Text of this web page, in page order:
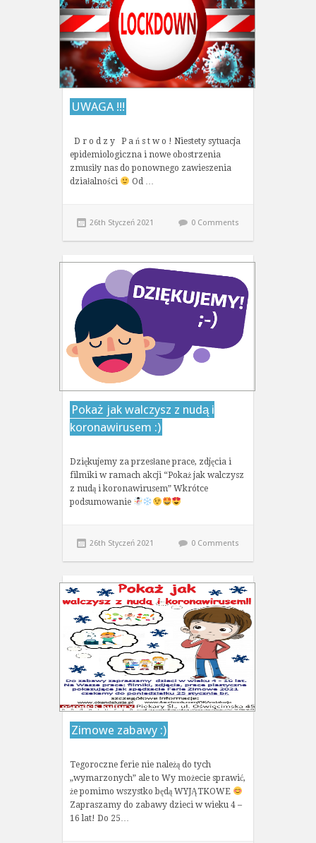
UWAGA !!!
D r o d z y P a ń s t w o ! Niestety sytuacja
epidemiologiczna i nowe obostrzenia
zmusiły nas do ponownego zawieszenia
działalności
Od …
26th Styczeń 2021 0 Comments
Pokaż jak walczysz z nudą i
koronawirusem :)
Dziękujemy za przesłane prace, zdjęcia i
filmiki w ramach akcji “Pokaż jak walczysz
z nudą i koronawirusem” Wkrótce
podsumowanie
26th Styczeń 2021 0 Comments
Zimowe zabawy :)
Tegoroczne ferie nie należą do tych
„wymarzonych” ale to Wy możecie sprawić,
że pomimo wszystko będą WYJĄTKOWE
Zapraszamy do zabawy dzieci w wieku 4 –
16 lat! Do 25…